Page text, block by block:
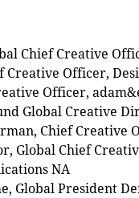
Chief Creative
Officer,
Officer,
Global Creative
Chief
Global Chief
NA
Global President